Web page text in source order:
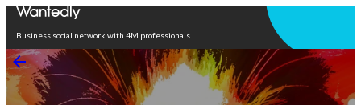
Business social network with 4M professionals